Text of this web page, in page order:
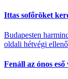
Ittas sofőröket
Budapesten
oldali hétvégi
Fenáll az ónos